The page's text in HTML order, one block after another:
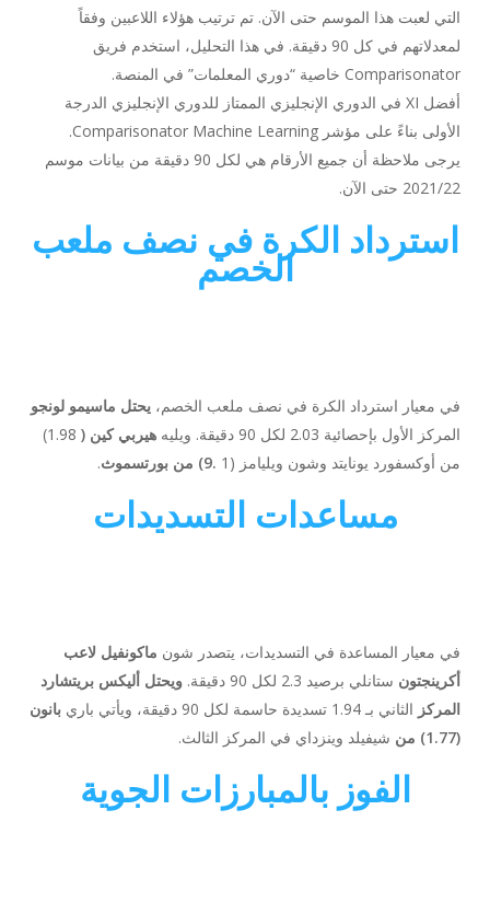
التي لعبت هذا الموسم حتى الآن. تم ترتيب هؤلاء اللاعبين وفقاً
لمعدلاتهم في كل 90 دقيقة. في هذا التحليل، استخدم فريق
Comparisonator خاصية “دوري المعلمات” في المنصة.
أفضل XI في الدوري الإنجليزي الممتاز للدوري الإنجليزي الدرجة
الأولى بناءً على مؤشر Comparisonator Machine Learning.
يرجى ملاحظة أن جميع الأرقام هي لكل 90 دقيقة من بيانات موسم
2021/22 حتى الآن.
استرداد الكرة في نصف ملعب
الخصم
في معيار استرداد الكرة في نصف ملعب الخصم، يحتل ماسيمو لونجو
المركز الأول بإحصائية 2.03 لكل 90 دقيقة. ويليه
هيربي كين (
1.98)
من أوكسفورد يونايتد وشون ويليامز (1
.9) من بورتسموث .
مساعدات التسديدات
في معيار المساعدة في التسديدات، يتصدر شون ماكونفيل لاعب
أكرينجتون ستانلي برصيد 2.3 لكل 90 دقيقة.
ويحتل أليكس بريتشارد
المركز الثاني بـ 1.94 تسديدة حاسمة لكل 90 دقيقة، ويأتي باري
بانون
(1.77) من
شيفيلد وينزداي في المركز الثالث.
الفوز بالمبارزات الجوية